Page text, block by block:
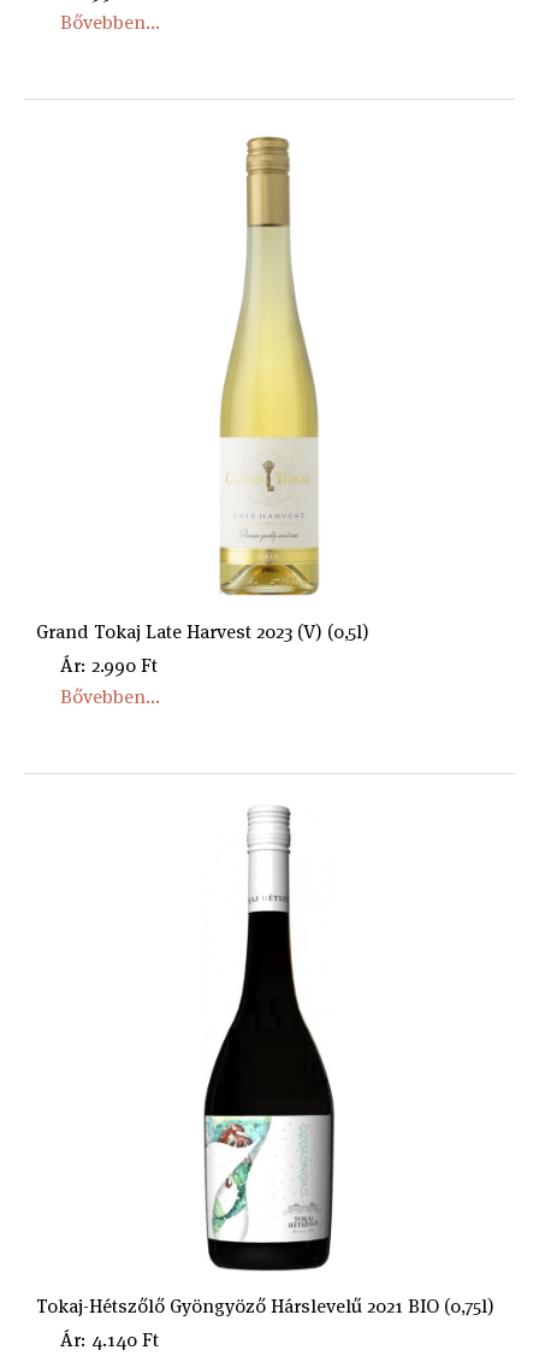
Bővebben...
Grand Tokaj Late Harvest 2023 (V) (0,5l)
Ár: 2.990 Ft
Bővebben...
Tokaj-Hétszőlő Gyöngyöző Hárslevelű 2021 BIO (0,75l)
Ár: 4.140 Ft